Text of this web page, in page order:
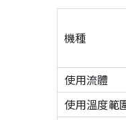
機種
使用流體
使用溫度範